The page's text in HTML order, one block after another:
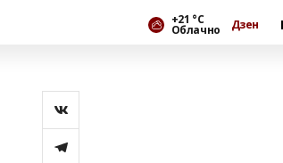
+21 °С
Облачно Дзен